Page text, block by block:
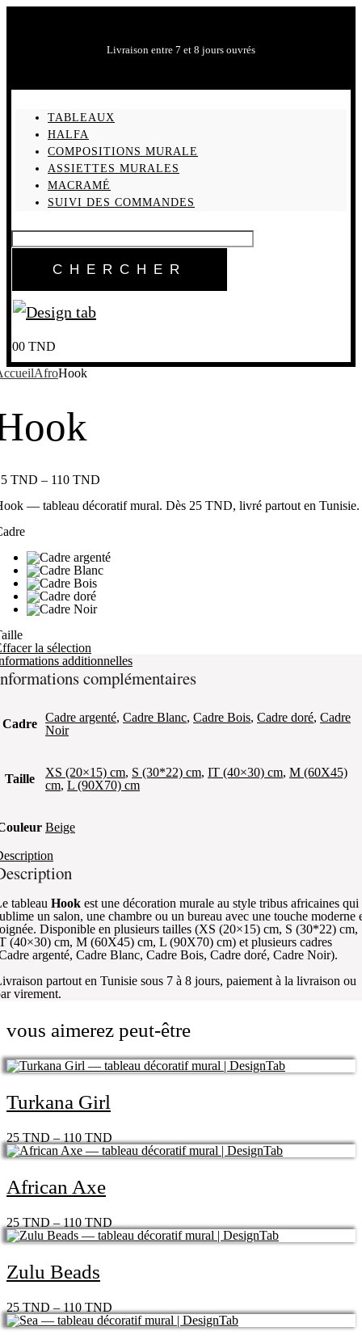
Livraison entre 7 et 8 jours ouvrés
TABLEAUX
HALFA
COMPOSITIONS MURALE
ASSIETTES MURALES
MACRAMÉ
SUIVI DES COMMANDES
00 TND
AfroHook
TND – 110 TND
— tableau décoratif mural. Dès 25 TND, livré partout en Tunisie.
la sélection
additionnelles
complémentaires
Cadre Cadre argenté, Cadre Blanc, Cadre Bois, Cadre doré, Cadre
Noir
Taille XS (20×15) cm, S (30*22) cm, IT (40×30) cm, M (60X45)
cm, L (90X70) cm
Beige
tableau Hook est une décoration murale au style tribus africaines qui
un salon, une chambre ou un bureau avec une touche moderne
Disponible en plusieurs tailles (XS (20×15) cm, S (30*22) cm,
(40×30) cm, M (60X45) cm, L (90X70) cm) et plusieurs cadres
argenté, Cadre Blanc, Cadre Bois, Cadre doré, Cadre Noir).
partout en Tunisie sous 7 à 8 jours, paiement à la livraison ou
virement.
vous aimerez peut-être
Turkana Girl
25TND–110TND
African Axe
25TND–110TND
Zulu Beads
25TND–110TND